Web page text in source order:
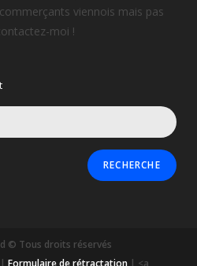
viennois mais pas
moi !
RECHERCHE
© Tous droits réservés
Formulaire de rétractation| <a